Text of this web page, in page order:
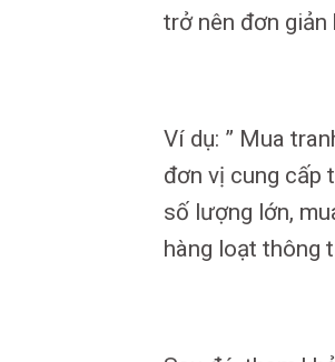
trở nên đơn giản
Ví dụ: ” Mua
đơn vị cung cấp
số lượng lớn,
hàng loạt thông